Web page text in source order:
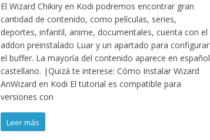
El Wizard Chikiry en Kodi podremos encontrar gran
cantidad de contenido, como películas, series,
deportes, infantil, anime, documentales, cuenta con el
addon preinstalado Luar y un apartado para configurar
el buffer. La mayoría del contenido aparece en español
castellano. |Quizá te interese: Cómo Instalar Wizard
AnWizard en Kodi El tutorial es compatible para
versiones con
Leer más